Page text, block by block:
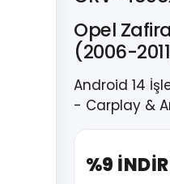
Opel
(2006-
Android 14
- Carplay &
%9